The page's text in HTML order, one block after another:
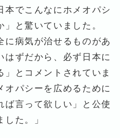
本でこんなにホメオパシ
と驚いていました。
に病気が治せるものがあ
はずだから、必ず日本に
」とコメントされていま
オパシーを広めるために
ば言って欲しい」と公使
た。」